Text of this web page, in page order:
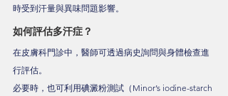
時受到汗量與異味問題影響。
如何評估多汗症？
在皮膚科門診中，醫師可透過病史詢問與身體檢查進
行評估。
必要時，也可利用碘澱粉測試（Minor’s iodine-starch